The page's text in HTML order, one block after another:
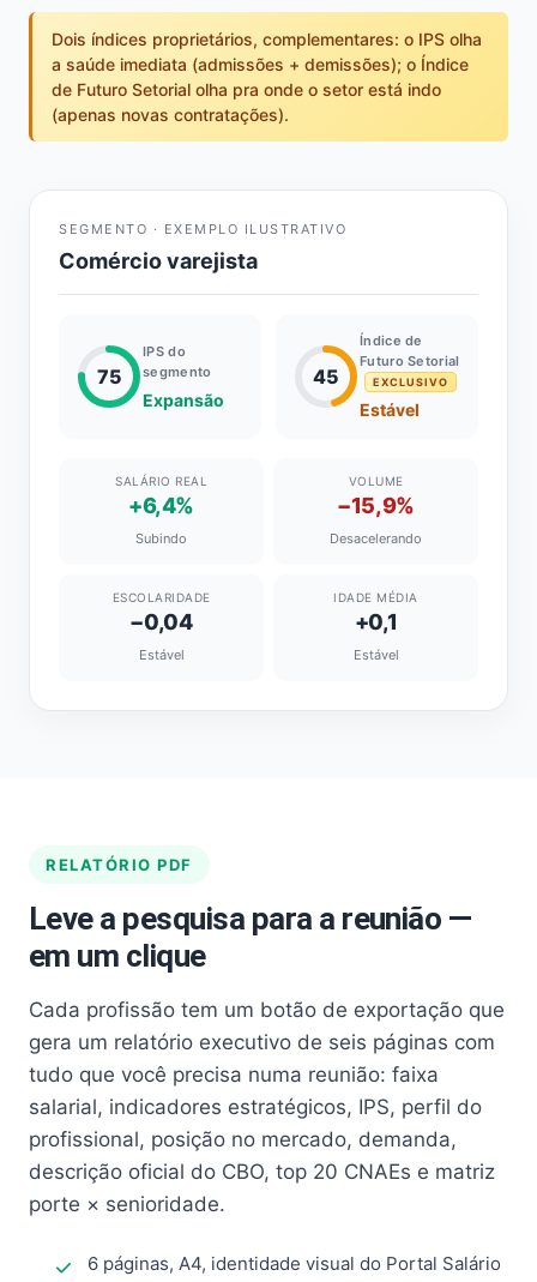
Dois índices proprietários, complementares: o IPS olha
a saúde imediata (admissões + demissões); o Índice
de Futuro Setorial olha pra onde o setor está indo
(apenas novas contratações).
SEGMENTO · EXEMPLO ILUSTRATIVO
Comércio varejista
75
IPS do
segmento
Expansão
45
Índice de
Futuro Setorial
EXCLUSIVO
Estável
SALÁRIO REAL
+6,4%
Subindo
VOLUME
−15,9%
Desacelerando
ESCOLARIDADE
−0,04
Estável
IDADE MÉDIA
+0,1
Estável
RELATÓRIO PDF
Leve a pesquisa para a reunião —
em um clique
Cada profissão tem um botão de exportação que
gera um relatório executivo de seis páginas com
tudo que você precisa numa reunião: faixa
salarial, indicadores estratégicos, IPS, perfil do
profissional, posição no mercado, demanda,
descrição oficial do CBO, top 20 CNAEs e matriz
porte × senioridade.
6 páginas, A4, identidade visual do Portal Salário